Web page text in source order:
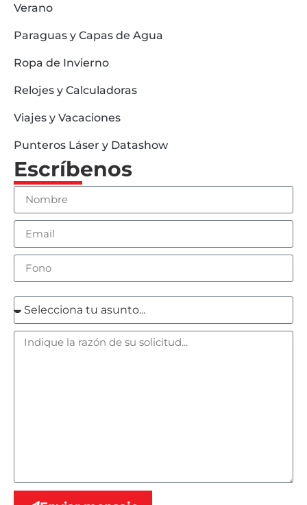
Verano
Paraguas y Capas de Agua
Ropa de Invierno
Relojes y Calculadoras
Viajes y Vacaciones
Punteros Láser y Datashow
Escríbenos